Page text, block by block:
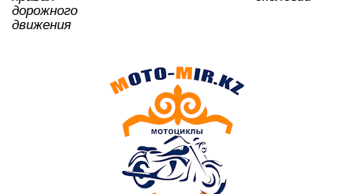
дорожного
движения